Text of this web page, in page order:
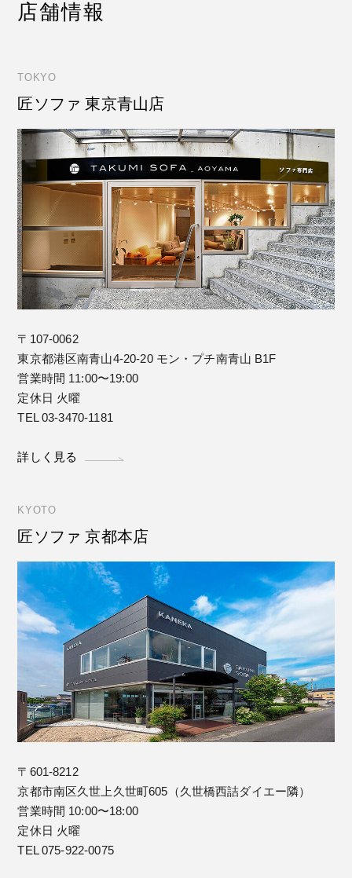
店舗情報
TOKYO
匠ソファ 東京青山店
〒107-0062
東京都港区南青山4-20-20 モン・プチ南青山 B1F
営業時間 11:00〜19:00
定休日 火曜
TEL 03-3470-1181
詳しく見る
KYOTO
匠ソファ 京都本店
〒601-8212
京都市南区久世上久世町605（久世橋西詰ダイエー隣）
営業時間 10:00〜18:00
定休日 火曜
TEL 075-922-0075